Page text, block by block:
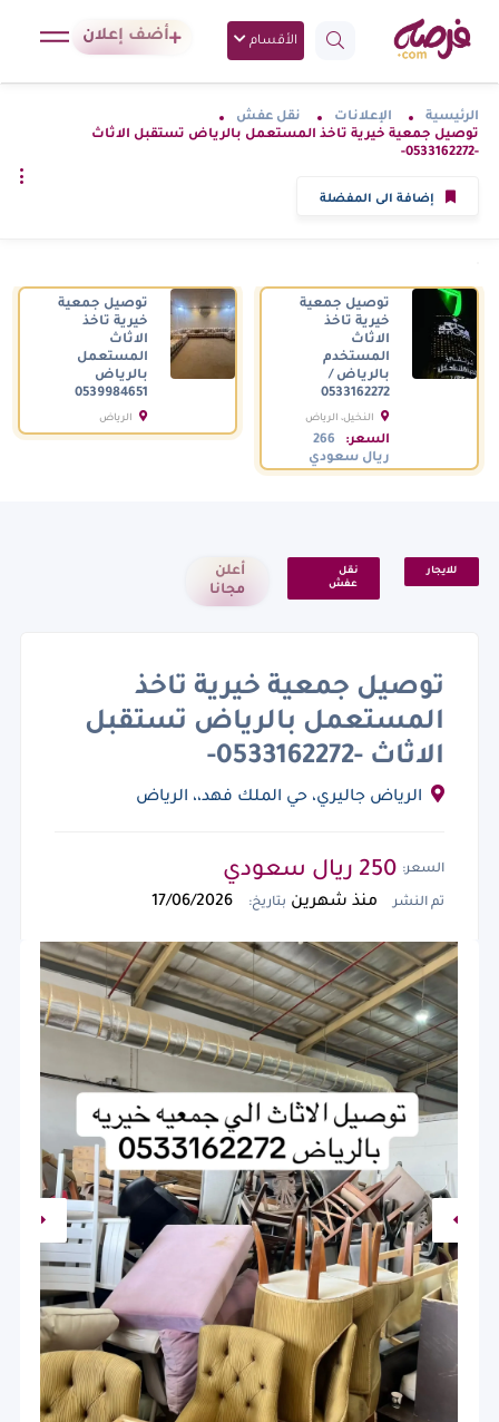
الأقسام أضف إعلان
الرئيسية الإعلانات
نقل عفش
توصيل جمعية خيرية تاخذ المستعمل بالرياض تستقبل الاثاث
-0533162272-
إضافة الى المفضلة
توصيل جمعية
خيرية تاخذ
الاثاث
المستخدم
بالرياض /
0533162272
النخيل، الرياض
السعودية
السعر:
266
ريال سعودي
توصيل جمعية
خيرية تاخذ
الاثاث
المستعمل
بالرياض
0539984651
الرياض
السعودية
للايجار
نقل
عفش
أعلن
مجانا
توصيل جمعية خيرية تاخذ
المستعمل بالرياض تستقبل
الاثاث -0533162272-
الرياض جاليري، حي الملك فهد،، الرياض
السعر:
تم النشر منذ شهرين بتاريخ: